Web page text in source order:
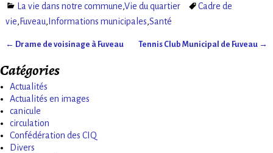
La vie dans notre commune,Vie du quartier
Cadre de
vie, Fuveau, Informations municipales,Santé
← Drame de voisinage à Fuveau Tennis Club Municipal de Fuveau →
Catégories
Actualités
Actualités en images
canicule
circulation
Confédération des CIQ
Divers